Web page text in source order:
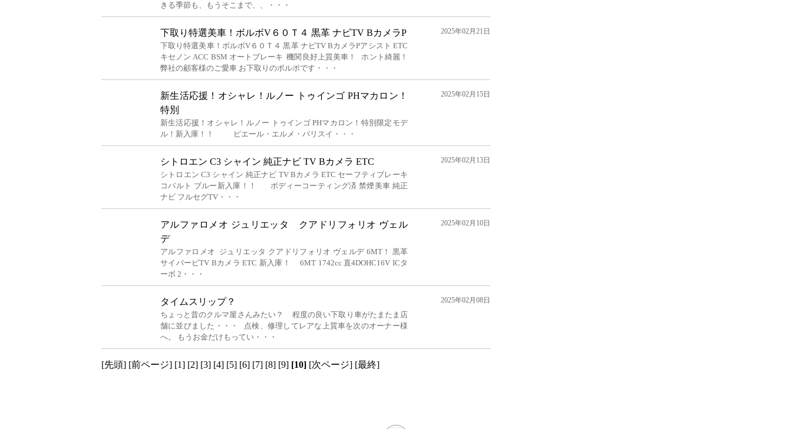
きる季節も、もうそこまで、、・・・
下取り特選美車！ボルボV６０Ｔ４ 黒革 ナビTV BカメラP
下取り特選美車！ボルボV６０Ｔ４ 黒革 ナビTV BカメラPアシスト ETC
キセノン ACC BSM オートブレーキ 機関良好上質美車！ ホント綺麗！
弊社の顧客様のご愛車 お下取りのボルボです・・・
2025年02月21日
新生活応援！オシャレ！ルノー トゥインゴ PHマカロン！
特別
新生活応援！オシャレ！ルノー トゥインゴ PHマカロン！特別限定モデ
ル！新入庫！！ ピエール・エルメ・パリスイ・・・
2025年02月15日
シトロエン C3 シャイン 純正ナビ TV Bカメラ ETC
シトロエン C3 シャイン 純正ナビ TV Bカメラ ETC セーフティブレーキ
コバルト ブルー新入庫！！ ボディーコーティング済 禁煙美車 純正
ナビ フルセグTV・・・
2025年02月13日
アルファロメオ ジュリエッタ クアドリフォリオ ヴェル
デ
アルファロメオ ジュリエッタ クアドリフォリオ ヴェルデ 6MT！ 黒革
サイバービTV Bカメラ ETC 新入庫！ 6MT 1742cc 直4DOHC16V ICタ
ーボ 2・・・
2025年02月10日
タイムスリップ？
ちょっと昔のクルマ屋さんみたい？ 程度の良い下取り車がたまたま店
舗に並びました・・・ 点検、修理してレアな上質車を次のオーナー様
へ。 もうお金だけもってい・・・
2025年02月08日
[先頭] [前ページ] [1] [2] [3] [4] [5] [6] [7] [8] [9] [10] [次ページ] [最終]